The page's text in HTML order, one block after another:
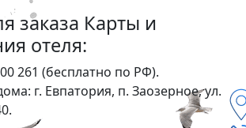
заказа Карты и
отеля:
261 (бесплатно по РФ).
г. Евпатория, п. Заозерное, ул.